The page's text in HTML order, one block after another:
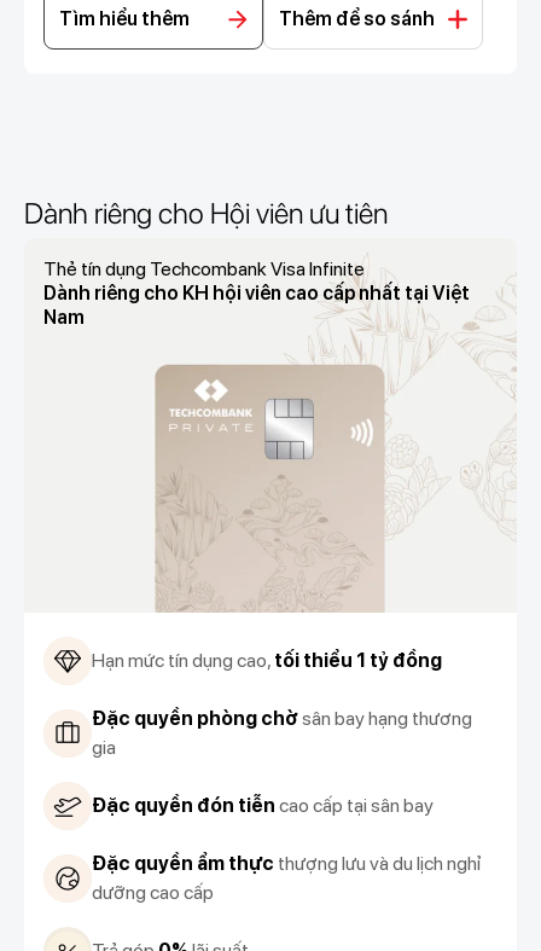
Tìm hiểu thêm Thêm để so sánh
Dành riêng cho Hội viên ưu tiên
Thẻ tín dụng Techcombank Visa Infinite
Dành riêng cho KH hội viên cao cấp nhất tại Việt
Nam
Hạn mức tín dụng cao, tối thiểu 1 tỷ đồng
Đặc quyền phòng chờsân bay hạng thương
gia
Đặc quyền đón tiễn cao cấp tại sân bay
Đặc quyền ẩm thực thượng lưu và du lịch nghỉ
dưỡng cao cấp